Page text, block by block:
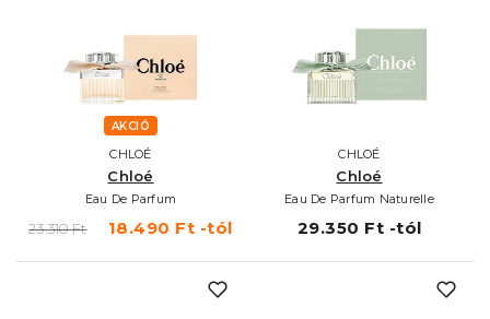
AKCIÓ
CHLOÉ
Chloé
Eau De Parfum
23.310 Ft 18.490 Ft -tól
CHLOÉ
Chloé
Eau De Parfum Naturelle
29.350 Ft -tól